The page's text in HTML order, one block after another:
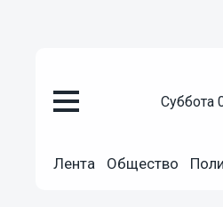
суббота
Лента Общество
16.10.201618:23